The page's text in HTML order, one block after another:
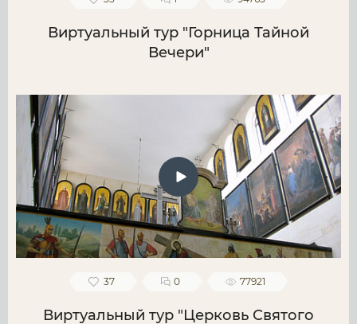
Виртуальный тур "Горница Тайной
Вечери"
37 0 77921
Виртуальный тур "Церковь Святого